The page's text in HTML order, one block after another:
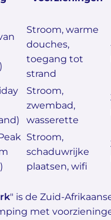
Stroom, warme
douches,
toegang tot
strand
Stroom,
zwembad,
wasserette
Stroom,
schaduwrijke
plaatsen, wifi
" is de Zuid-
met